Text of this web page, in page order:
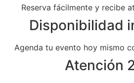
Reserva fácilmente y recibe
Disponibilidad
Agenda tu evento hoy mismo
Atención